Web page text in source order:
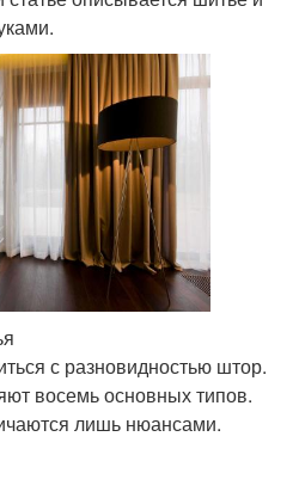
с разновидностью штор.
восемь основных типов.
лишь нюансами.